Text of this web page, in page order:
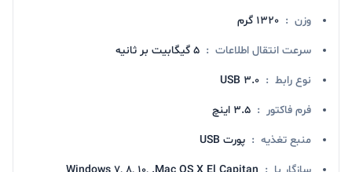
وزن : 1320 گرم
سرعت انتقال اطلاعات : 5 گیگابیت بر ثانیه
نوع رابط :
USB 3.0
فرم فاکتور : 3.5 اینچ
منبع تغذیه : پورت USB